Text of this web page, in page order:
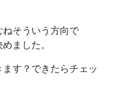
そういう方向で
ました。
す？できたらチェッ